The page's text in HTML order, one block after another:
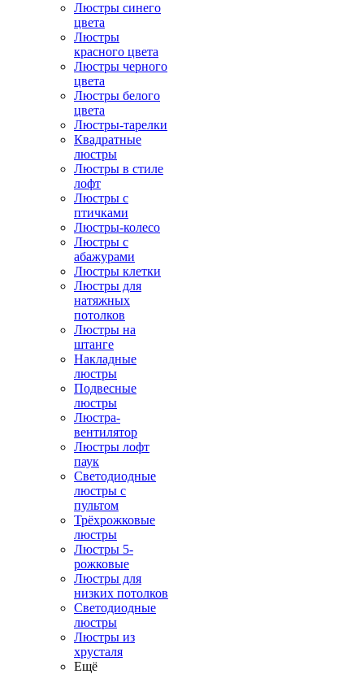
Люстры синего
цвета
Люстры
красного цвета
Люстры черного
цвета
Люстры белого
цвета
Люстры-тарелки
Квадратные
люстры
Люстры в стиле
лофт
Люстры с
птичками
Люстры-колесо
Люстры с
абажурами
Люстры клетки
Люстры для
натяжных
потолков
Люстры на
штанге
Накладные
люстры
Подвесные
люстры
Люстра-
вентилятор
Люстры лофт
паук
Светодиодные
люстры с
пультом
Трёхрожковые
люстры
Люстры 5-
рожковые
Люстры для
низких потолков
Cветодиодные
люстры
Люстры из
хрусталя
Ещё